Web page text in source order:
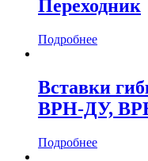
Переходник
Подробнее
Вставки
ВРН-ДУ,
Подробнее